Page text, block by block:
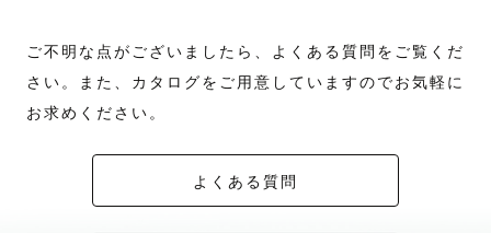
ご不明な点がございましたら、よくある質問をご覧くだ
さい。また、カタログをご用意していますのでお気軽に
お求めください。
よくある質問